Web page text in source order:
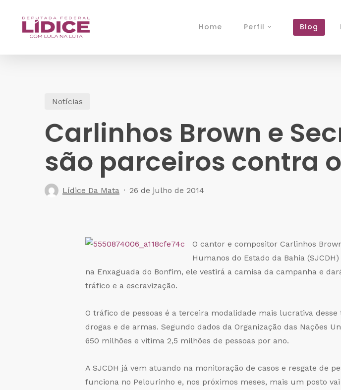
Home Perfil Blog
Notícias
Carlinhos Brown e
são parceiros contra
Lídice Da Mata 26 de julho de 2014
O cantor e compositor Carlinhos
Humanos do Estado da Bahia
na Enxaguada do Bonfim, ele vestirá a camisa da campanha e
tráfico e a escravização.
O tráfico de pessoas é a terceira modalidade mais lucrativa
drogas e de armas. Segundo dados da Organização das Nações
650 milhões e vitima 2,5 milhões de pessoas por ano.
A SJCDH já vem atuando na monitoração de casos e resgate de
funciona no Pelourinho e, nos próximos meses, mais um posto